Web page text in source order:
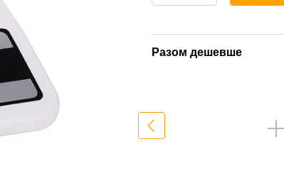
Разом дешевше